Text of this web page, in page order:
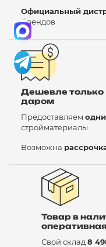
Официальный
брендов
Дешевле только
даром
Предоставляем
стройматериалы
Возможна
Товар в
Свой склад 8